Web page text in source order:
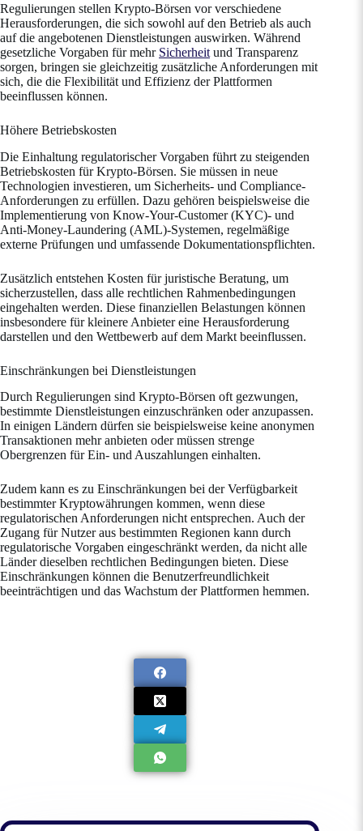
Regulierungen stellen Krypto-Börsen vor verschiedene
Herausforderungen, die sich sowohl auf den Betrieb als auch
auf die angebotenen Dienstleistungen auswirken. Während
gesetzliche Vorgaben für mehr Sicherheit und Transparenz
sorgen, bringen sie gleichzeitig zusätzliche Anforderungen mit
sich, die die Flexibilität und Effizienz der Plattformen
beeinflussen können.
Höhere Betriebskosten
Die Einhaltung regulatorischer Vorgaben führt zu steigenden
Betriebskosten für Krypto-Börsen. Sie müssen in neue
Technologien investieren, um Sicherheits- und Compliance-
Anforderungen zu erfüllen. Dazu gehören beispielsweise die
Implementierung von Know-Your-Customer (KYC)- und
Anti-Money-Laundering (AML)-Systemen, regelmäßige
externe Prüfungen und umfassende Dokumentationspflichten.
Zusätzlich entstehen Kosten für juristische Beratung, um
sicherzustellen, dass alle rechtlichen Rahmenbedingungen
eingehalten werden. Diese finanziellen Belastungen können
insbesondere für kleinere Anbieter eine Herausforderung
darstellen und den Wettbewerb auf dem Markt beeinflussen.
Einschränkungen bei Dienstleistungen
Durch Regulierungen sind Krypto-Börsen oft gezwungen,
bestimmte Dienstleistungen einzuschränken oder anzupassen.
In einigen Ländern dürfen sie beispielsweise keine anonymen
Transaktionen mehr anbieten oder müssen strenge
Obergrenzen für Ein- und Auszahlungen einhalten.
Zudem kann es zu Einschränkungen bei der Verfügbarkeit
bestimmter Kryptowährungen kommen, wenn diese
regulatorischen Anforderungen nicht entsprechen. Auch der
Zugang für Nutzer aus bestimmten Regionen kann durch
regulatorische Vorgaben eingeschränkt werden, da nicht alle
Länder dieselben rechtlichen Bedingungen bieten. Diese
Einschränkungen können die Benutzerfreundlichkeit
beeinträchtigen und das Wachstum der Plattformen hemmen.